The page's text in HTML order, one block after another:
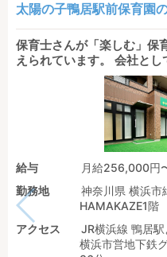
太陽の子鴨居駅前保育園
保育士さんが「楽しむ」保
えられています。 会社と
給与
月給256,000円
勤務地
神奈川県 横浜
HAMAKAZE1階
アクセス
JR横浜線 鴨居
横浜市営地下鉄